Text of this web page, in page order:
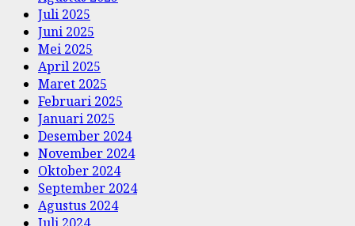
Juli 2025
Juni 2025
Mei 2025
April 2025
Maret 2025
Februari 2025
Januari 2025
Desember 2024
November 2024
Oktober 2024
September 2024
Agustus 2024